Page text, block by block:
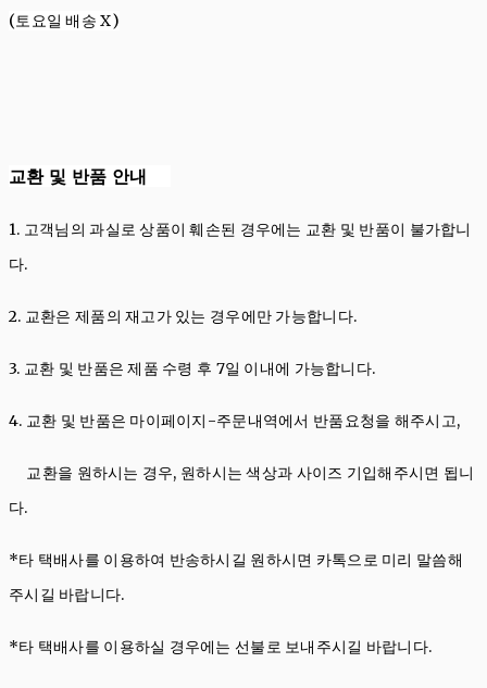
(토요일 배송 X)
교환 및 반품 안내
1. 고객님의 과실로 상품이 훼손된 경우에는 교환 및 반품이 불가합니
다.
2. 교환은 제품의 재고가 있는 경우에만 가능합니다.
3. 교환 및 반품은 제품 수령 후 7일 이내에 가능합니다.
4. 교환 및 반품은 마이페이지-주문내역에서 반품요청을 해주시고,
교환을 원하시는 경우, 원하시는 색상과 사이즈 기입해주시면 됩니
다.
*타 택배사를 이용하여 반송하시길 원하시면 카톡으로 미리 말씀해
주시길 바랍니다.
*타 택배사를 이용하실 경우에는 선불로 보내주시길 바랍니다.